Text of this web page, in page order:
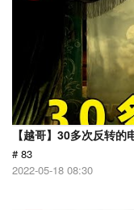
【越哥】30多次反转
# 83
2022-05-18 08:30